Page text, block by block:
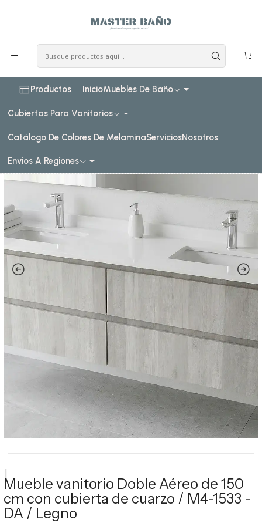
Productos InicioMuebles De Baño
Cubiertas Para Vanitorios
Catálogo De Colores De MelaminaServiciosNosotros
Envios A Regiones
Muebles vanitorios aereo doble cuarzo 150 cm
Mueble vanitorio Doble Aéreo de 150 cm con cubierta de
cuarzo / M4-1533 -DA / Legno
|
Mueble vanitorio Doble Aéreo de 150
cm con cubierta de cuarzo / M4-1533 -
DA / Legno